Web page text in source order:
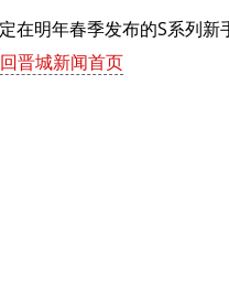
在明年春季发布的S系列
晋城新闻首页